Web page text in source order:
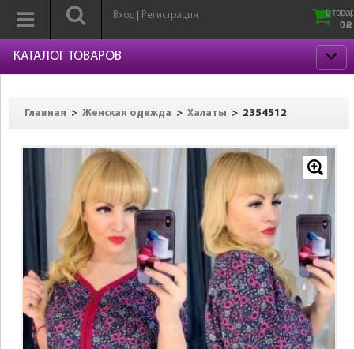
Вход Регистрация
0
0 p
КАТАЛОГ ТОВАРОВ
Главная > Женская одежда > Халаты > 2354512